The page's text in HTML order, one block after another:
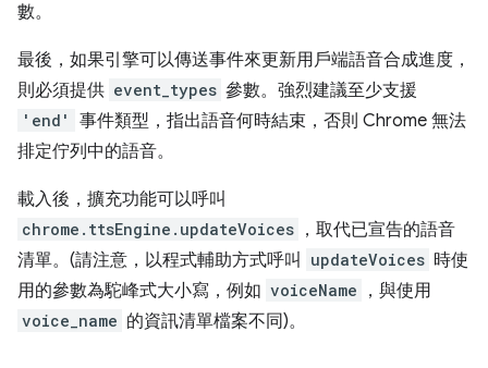
數。
最後，如果引擎可以傳送事件來更新用戶端語音合成進度，
則必須提供 event_types 參數。強烈建議至少支援
'end'
事件類型，指出語音何時結束，否則 Chrome 無法
排定佇列中的語音。
載入後，擴充功能可以呼叫
chrome.ttsEngine.updateVoices ，取代已宣告的語音
清單。(請注意，以程式輔助方式呼叫
updateVoices 時使
用的參數為駝峰式大小寫，例如 voiceName ，與使用
voice_name 的資訊清單檔案不同)。